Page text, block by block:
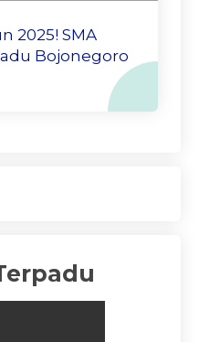
2025! SMA
Bojonegoro